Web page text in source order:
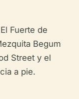
Fuerte de
Begum
Street y el
a pie.